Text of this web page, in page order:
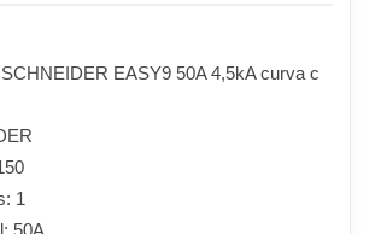
EASY9 50A 4,5kA curva c
1
50A